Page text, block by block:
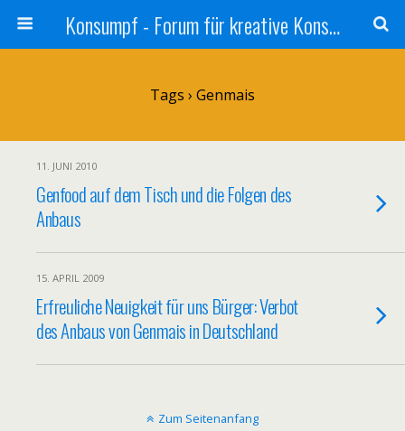
Konsumpf - Forum für kreative Konsumkritik - Culture Jamming, Nachhaltigkeit, Konzernkritik, Adbusting
Tags › Genmais
11. JUNI 2010
Genfood auf dem Tisch und die Folgen des
Anbaus
15. APRIL 2009
Erfreuliche Neuigkeit für uns Bürger: Verbot
des Anbaus von Genmais in Deutschland
Zum Seitenanfang